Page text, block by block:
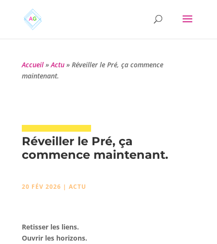
Accueil»Actu» Réveiller le Pré, ça commence
maintenant.
Réveiller le Pré, ça
commence maintenant.
20 FÉV 2026 | ACTU
Retisser les liens.
Ouvrir les horizons.